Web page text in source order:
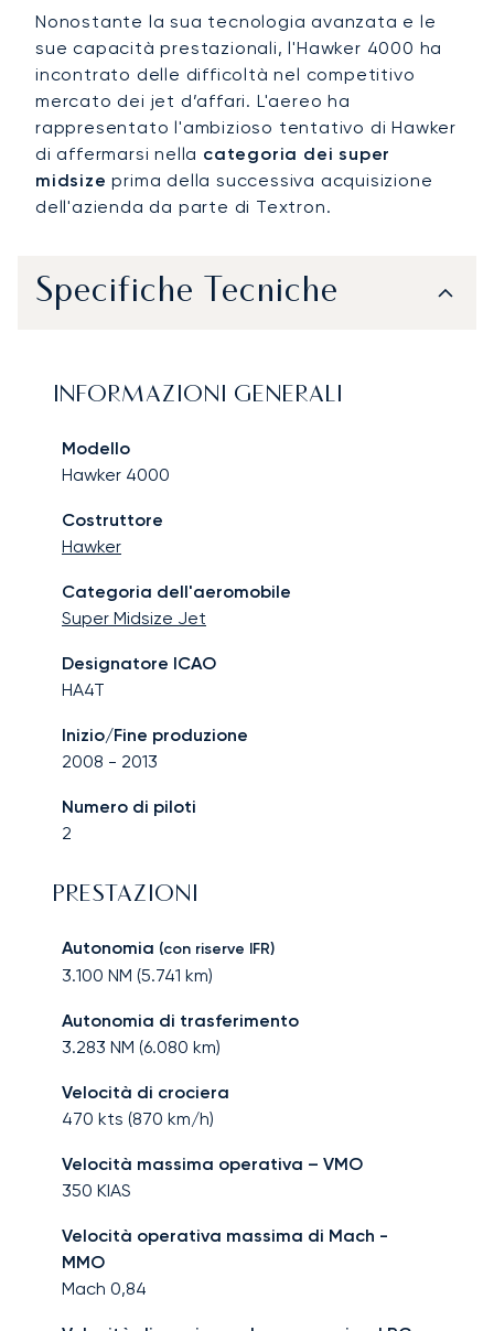
Nonostante la sua tecnologia avanzata e le
sue capacità prestazionali, l'Hawker 4000 ha
incontrato delle difficoltà nel competitivo
mercato dei jet d’affari. L'aereo ha
rappresentato l'ambizioso tentativo di Hawker
di affermarsi nella categoria dei super
midsize prima della successiva acquisizione
dell'azienda da parte di Textron.
Specifiche Tecniche
INFORMAZIONI GENERALI
Modello
Hawker 4000
Costruttore
Hawker
Categoria dell'aeromobile
Super Midsize Jet
Designatore ICAO
HA4T
Inizio/Fine produzione
2008 - 2013
Numero di piloti
2
PRESTAZIONI
Autonomia (con riserve IFR)
3.100 NM (5.741 km)
Autonomia di trasferimento
3.283 NM (6.080 km)
Velocità di crociera
470 kts (870 km/h)
Velocità massima operativa – VMO
350 KIAS
Velocità operativa massima di Mach -
MMO
Mach 0,84